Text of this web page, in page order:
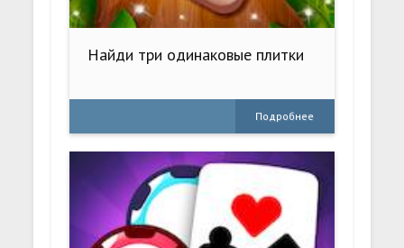
Найди три одинаковые плитки
Подробнее